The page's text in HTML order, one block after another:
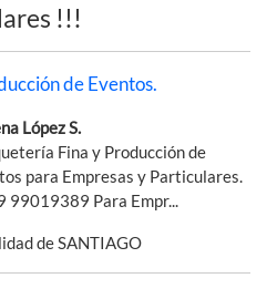
!!!
de Eventos.
López S.
Fina y Producción de
para Empresas y Particulares.
99019389 Para Empr...
de SANTIAGO